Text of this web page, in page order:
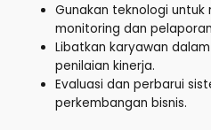
Gunakan teknologi
monitoring dan
Libatkan karyawan
penilaian kinerja.
Evaluasi dan perbarui
perkembangan bisnis.